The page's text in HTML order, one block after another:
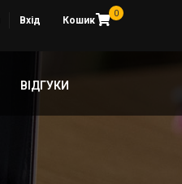
0
Вхід Кошик
ВІДГУКИ